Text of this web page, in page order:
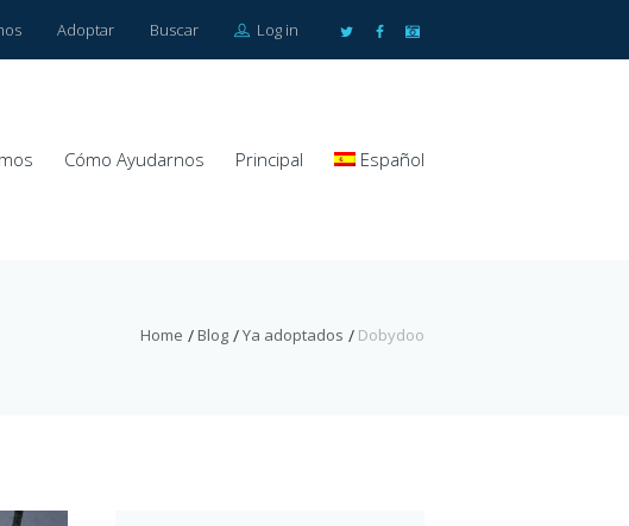
Adoptar Buscar Log in
Cómo Ayudarnos Principal Español
Home Blog Ya adoptados Dobydoo